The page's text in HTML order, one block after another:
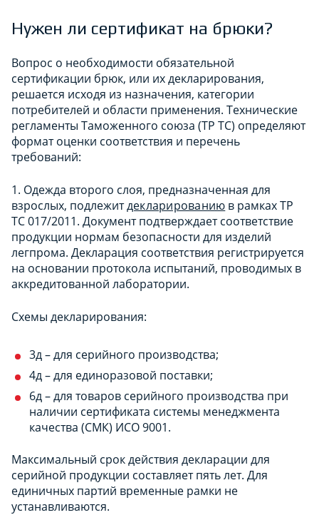
Нужен ли сертификат на брюки?
Вопрос о необходимости обязательной
сертификации брюк, или их декларирования,
решается исходя из назначения, категории
потребителей и области применения. Технические
регламенты Таможенного союза (ТР ТС) определяют
формат оценки соответствия и перечень
требований:
1. Одежда второго слоя, предназначенная для
взрослых, подлежитдекларированию в рамках ТР
ТС 017/2011. Документ подтверждает соответствие
продукции нормам безопасности для изделий
легпрома. Декларация соответствия регистрируется
на основании протокола испытаний, проводимых в
аккредитованной лаборатории.
Схемы декларирования:
3д – для серийного производства;
4д – для единоразовой поставки;
6д – для товаров серийного производства при
наличии сертификата системы менеджмента
качества (СМК) ИСО 9001.
Максимальный срок действия декларации для
серийной продукции составляет пять лет. Для
единичных партий временные рамки не
устанавливаются.